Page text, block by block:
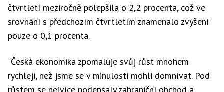
čtvrtletí meziročně polepšila o 2,2 procenta, což ve
srovnání s předchozím čtvrtletím znamenalo zvýšení
pouze o 0,1 procenta.
"Česká ekonomika zpomaluje svůj růst mnohem
rychleji, než jsme se v minulosti mohli domnívat. Pod
růstem se nejvíce podepsaly zahraniční obchod a